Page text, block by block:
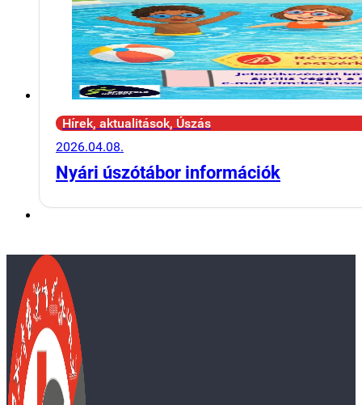
Hírek, aktualitások, Úszás
2026.04.08.
Nyári úszótábor információk